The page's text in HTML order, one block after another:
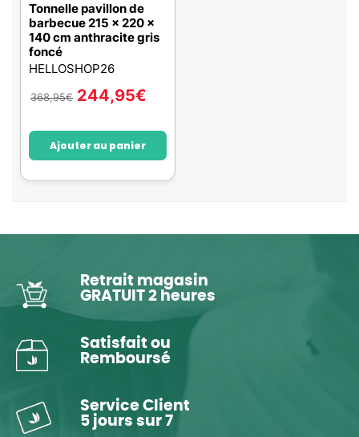
Tonnelle pavillon de
barbecue 215 x 220 x
140 cm anthracite gris
foncé
HELLOSHOP26
368,95€ 244,95€
Ajouter au panier
Retrait magasin
GRATUIT 2 heures
Satisfait ou
Remboursé
Service Client
5 jours sur 7